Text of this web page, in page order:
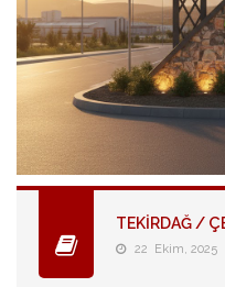
TEKİRDAĞ /
22 Ekim, 2025